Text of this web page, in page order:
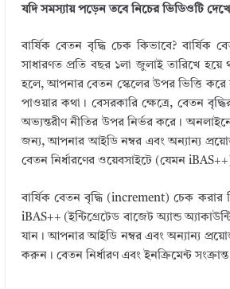
যদি সমস্যায় পড়েন তবে নিচের ভিডিওটি দেখে
বার্ষিক বেতন বৃদ্ধি চেক কিভাবে? বার্ষিক
সাধারণত প্রতি বছর ১লা জুলাই তারিখে হয়ে
হলে, আপনার বেতন স্কেলের উপর ভিত্তি করে
পাওয়ার কথা। বেসরকারি ক্ষেত্রে, বেতন
অভ্যন্তরীণ নীতির উপর নির্ভর করে।
জন্য, আপনার আইডি নম্বর এবং অন্যান্য
বেতন নির্ধারণের ওয়েবসাইটে (যেমন
বার্ষিক বেতন বৃদ্ধি (increment) চেক করার
iBAS++ (ইন্টিগ্রেটেড বাজেট অ্যান্ড
যান। আপনার আইডি নম্বর এবং অন্যান্য
করুন। বেতন নির্ধারণ এবং ইনক্রিমেন্ট